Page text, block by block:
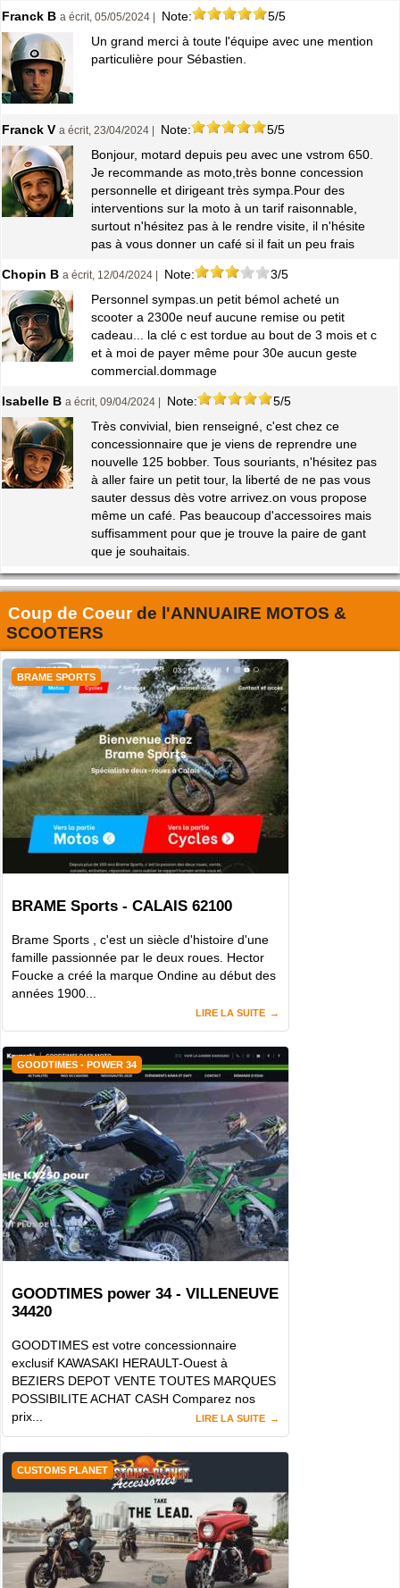
Franck B a écrit, 05/05/2024 | Note:
5/5
Un grand merci à toute l'équipe avec une mention
particulière pour Sébastien.
Franck V a écrit, 23/04/2024 | Note:
5/5
Bonjour, motard depuis peu avec une vstrom 650.
Je recommande as moto,très bonne concession
personnelle et dirigeant très sympa.Pour des
interventions sur la moto à un tarif raisonnable,
surtout n'hésitez pas à le rendre visite, il n'hésite
pas à vous donner un café si il fait un peu frais
Chopin B a écrit, 12/04/2024 | Note:
3/5
Personnel sympas.un petit bémol acheté un
scooter a 2300e neuf aucune remise ou petit
cadeau... la clé c est tordue au bout de 3 mois et c
et à moi de payer même pour 30e aucun geste
commercial.dommage
Isabelle B a écrit, 09/04/2024 | Note:
5/5
Très convivial, bien renseigné, c'est chez ce
concessionnaire que je viens de reprendre une
nouvelle 125 bobber. Tous souriants, n'hésitez pas
à aller faire un petit tour, la liberté de ne pas vous
sauter dessus dès votre arrivez.on vous propose
même un café. Pas beaucoup d'accessoires mais
suffisamment pour que je trouve la paire de gant
que je souhaitais.
Coup de Coeurde l'ANNUAIRE MOTOS &
SCOOTERS
BRAME SPORTS
BRAME Sports - CALAIS 62100
Brame Sports , c'est un siècle d'histoire d'une
famille passionnée par le deux roues. Hector
Foucke a créé la marque Ondine au début des
années 1900...
LIRE LA SUITE
GOODTIMES - POWER 34
GOODTIMES power 34 - VILLENEUVE
34420
GOODTIMES est votre concessionnaire
exclusif KAWASAKI HERAULT-Ouest à
BEZIERS DEPOT VENTE TOUTES MARQUES
POSSIBILITE ACHAT CASH Comparez nos
prix...
LIRE LA SUITE
CUSTOMS PLANET